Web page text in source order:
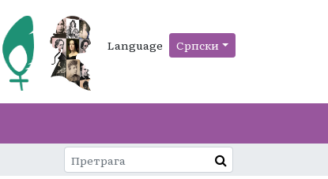
Language Српски